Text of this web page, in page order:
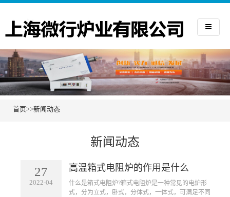
首页>>新闻动态
新闻动态
27
2022-04
高温箱式电阻炉的作用是什么
​什么是箱式电阻炉?箱式电阻炉是一种常见的电炉形
式，分为立式，卧式，分体式，一体式，可满足不同